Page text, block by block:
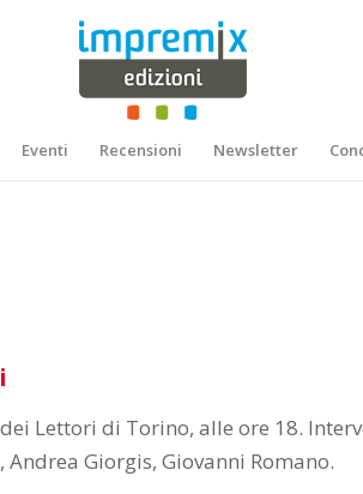
Eventi Recensioni Newsletter
Lettori di Torino, alle ore 18.
Giorgis, Giovanni Romano.